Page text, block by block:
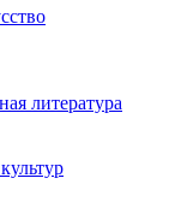
литература